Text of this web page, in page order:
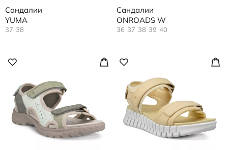
Сандалии
YUMA
37 38
Сандалии
ONROADS W
36 37 38 39 40